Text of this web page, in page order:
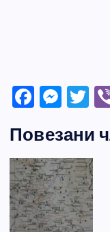
F
c
e
b
o
M
ss
e
n
g
T
itt
er
Повезани